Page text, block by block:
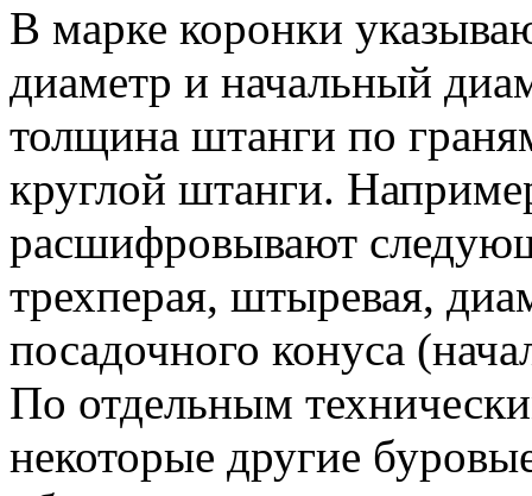
В марке коронки
диаметр и начальный
толщина штанги по
круглой штанги.
расшифровывают
трехперая, штыревая,
посадочного конуса
По отдельным
некоторые другие